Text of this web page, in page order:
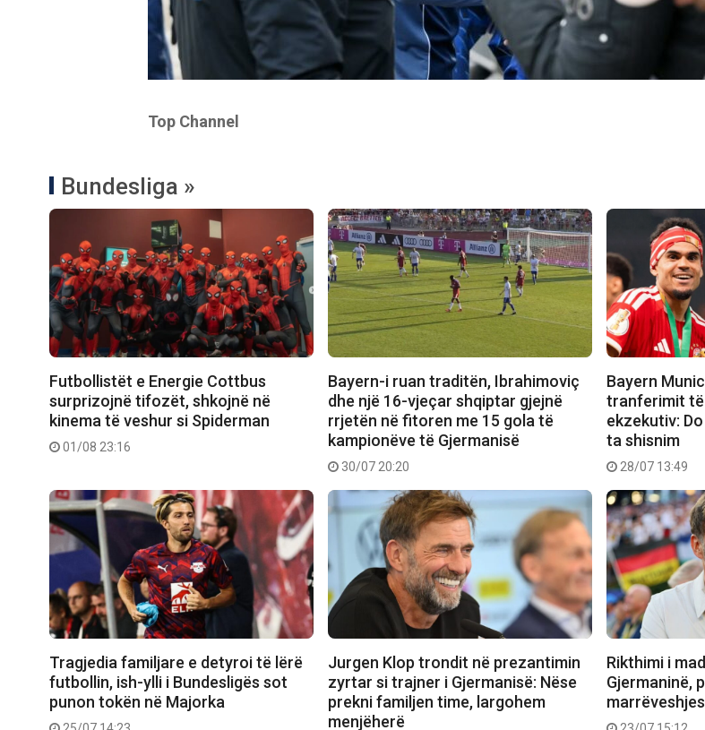
Top Channel
Bundesliga »
Futbollistët e Energie Cottbus
surprizojnë tifozët, shkojnë në
kinema të veshur si Spiderman
01/08 23:16
Bayern-i ruan traditën, Ibrahimoviç
dhe një 16-vjeçar shqiptar gjejnë
rrjetën në fitoren me 15 gola të
kampionëve të Gjermanisë
30/07 20:20
Bayern
tranferimit të
ekzekutiv:
ta shisnim
28/07 13:49
Tragjedia familjare e detyroi të lërë
futbollin, ish-ylli i Bundesligës sot
punon tokën në Majorka
Jurgen Klop trondit në prezantimin
zyrtar si trajner i Gjermanisë: Nëse
prekni familjen time, largohem
menjëherë
Rikthimi i
Gjermaninë,